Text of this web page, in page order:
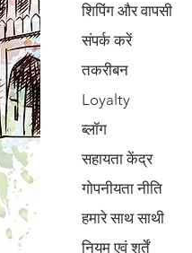
शिपिंग और वापसी
संपर्क करें
तकरीबन
Loyalty
ब्लॉग
सहायता केंद्र
गोपनीयता नीति
हमारे साथ साथी
नियम एवं शर्तें